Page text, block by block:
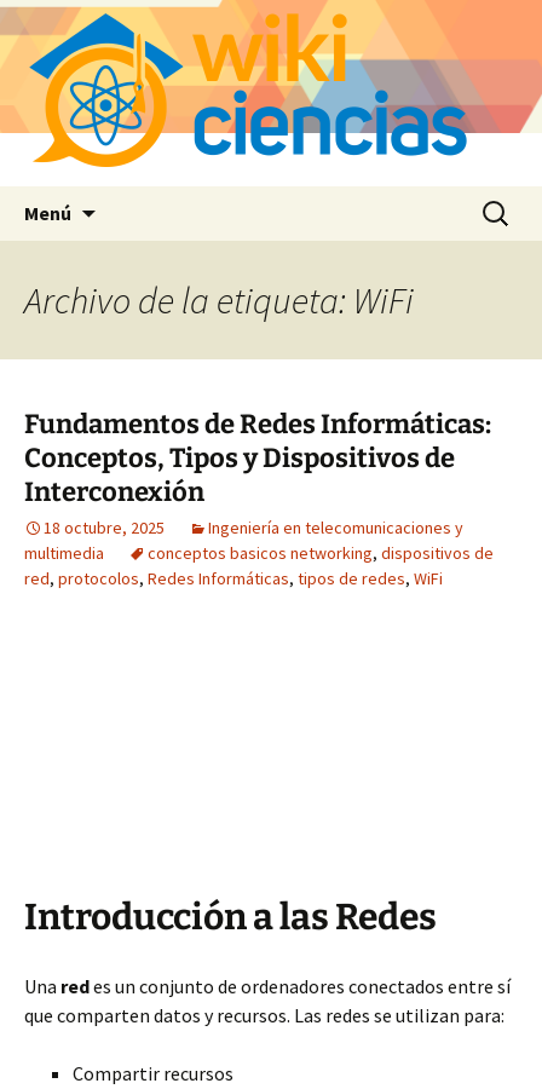
Menú Buscar:
Archivo de la etiqueta: WiFi
Fundamentos de Redes Informáticas:
Conceptos, Tipos y Dispositivos de
Interconexión
18 octubre, 2025
Ingeniería en telecomunicaciones y
multimedia
conceptos basicos networking, dispositivos de
red, protocolos, Redes Informáticas, tipos de redes, WiFi
Introducción a las Redes
Una redes un conjunto de ordenadores conectados entre sí
que comparten datos y recursos. Las redes se utilizan para:
Compartir recursos